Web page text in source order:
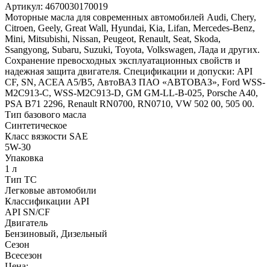
Артикул: 4670030170019
Моторные масла для современных автомобилей Audi, Chery,
Citroen, Geely, Great Wall, Hyundai, Kia, Lifan, Mercedes-Benz,
Mini, Mitsubishi, Nissan, Peugeot, Renault, Seat, Skoda,
Ssangyong, Subaru, Suzuki, Toyota, Volkswagen, Лада и других.
Сохранение превосходных эксплуатационных свойств и
надежная защита двигателя. Спецификации и допуски: API
CF, SN, ACEA A5/B5, АвтоВАЗ ПАО «АВТОВАЗ», Ford WSS-
M2C913-C, WSS-M2C913-D, GM GM-LL-B-025, Porsche A40,
PSA B71 2296, Renault RN0700, RN0710, VW 502 00, 505 00.
Тип базового масла
Синтетическое
Класс вязкости SAE
5W-30
Упаковка
1 л
Тип ТС
Легковые автомобили
Классификации API
API SN/CF
Двигатель
Бензиновый, Дизельный
Сезон
Всесезон